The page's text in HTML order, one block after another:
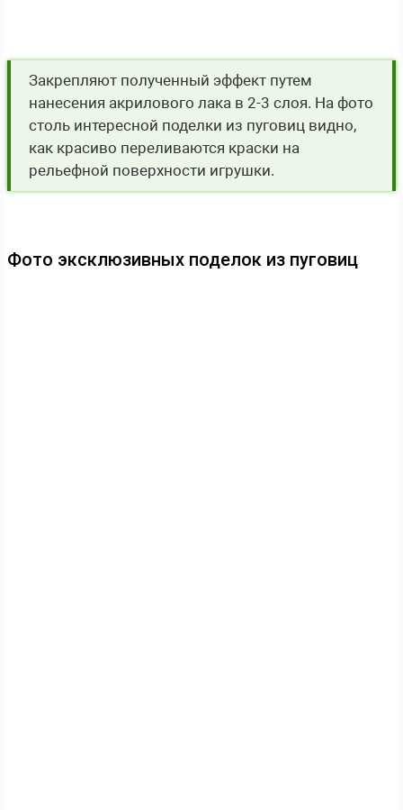
Закрепляют полученный эффект путем
нанесения акрилового лака в 2-3 слоя. На фото
столь интересной поделки из пуговиц видно,
как красиво переливаются краски на
рельефной поверхности игрушки.
Фото эксклюзивных поделок из пуговиц